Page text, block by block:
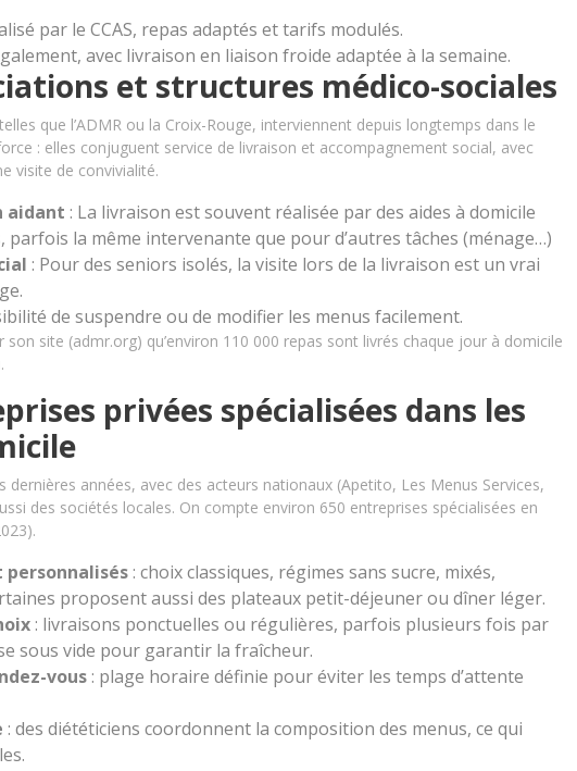
par le CCAS, repas adaptés et tarifs modulés.
avec livraison en liaison froide adaptée à la semaine.
et structures médico-sociales
que l’ADMR ou la Croix-Rouge, interviennent depuis longtemps dans le
: elles conjuguent service de livraison et accompagnement social, avec
visite de convivialité.
aidant : La livraison est souvent réalisée par des aides à domicile
parfois la même intervenante que pour d’autres tâches (ménage…)
: Pour des seniors isolés, la visite lors de la livraison est un vrai
de suspendre ou de modifier les menus facilement.
son site (admr.org) qu’environ 110 000 repas sont livrés chaque jour à domicile
privées spécialisées dans les
dernières années, avec des acteurs nationaux (Apetito, Les Menus Services,
des sociétés locales. On compte environ 650 entreprises spécialisées en
personnalisés : choix classiques, régimes sans sucre, mixés,
proposent aussi des plateaux petit-déjeuner ou dîner léger.
: livraisons ponctuelles ou régulières, parfois plusieurs fois par
sous vide pour garantir la fraîcheur.
vous : plage horaire définie pour éviter les temps d’attente
: des diététiciens coordonnent la composition des menus, ce qui